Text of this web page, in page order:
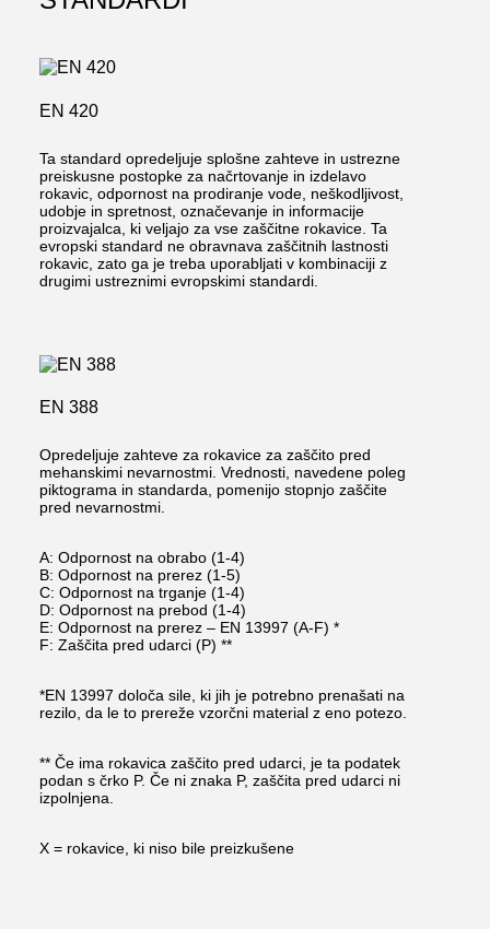
EN 420
Ta standard opredeljuje splošne zahteve in ustrezne
preiskusne postopke za načrtovanje in izdelavo
rokavic, odpornost na prodiranje vode, neškodljivost,
udobje in spretnost, označevanje in informacije
proizvajalca, ki veljajo za vse zaščitne rokavice. Ta
evropski standard ne obravnava zaščitnih lastnosti
rokavic, zato ga je treba uporabljati v kombinaciji z
drugimi ustreznimi evropskimi standardi.
EN 388
Opredeljuje zahteve za rokavice za zaščito pred
mehanskimi nevarnostmi. Vrednosti, navedene poleg
piktograma in standarda, pomenijo stopnjo zaščite
pred nevarnostmi.
A: Odpornost na obrabo (1-4)
B: Odpornost na prerez (1-5)
C: Odpornost na trganje (1-4)
D: Odpornost na prebod (1-4)
E: Odpornost na prerez – EN 13997 (A-F) *
F: Zaščita pred udarci (P) **
*EN 13997 določa sile, ki jih je potrebno prenašati na
rezilo, da le to prereže vzorčni material z eno potezo.
** Če ima rokavica zaščito pred udarci, je ta podatek
podan s črko P. Če ni znaka P, zaščita pred udarci ni
izpolnjena.
X = rokavice, ki niso bile preizkušene